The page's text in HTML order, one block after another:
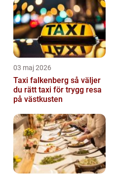
03 maj 2026
Taxi falkenberg så väljer
du rätt taxi för trygg resa
på västkusten